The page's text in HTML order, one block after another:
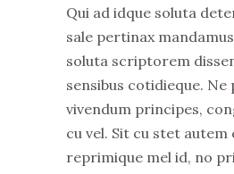
Qui ad idque soluta
sale pertinax
soluta scriptorem
sensibus cotidieque.
vivendum principes,
cu vel. Sit cu stet autem
reprimique mel id, no